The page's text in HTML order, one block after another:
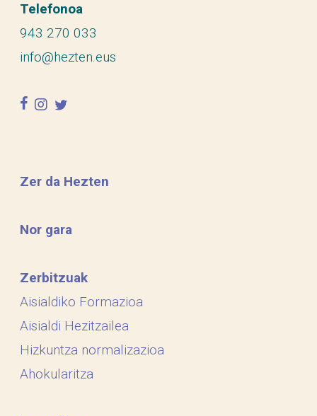
Telefonoa
943 270 033
info@hezten.eus
facebook
instagram
twitter
Zer da Hezten
Nor gara
Zerbitzuak
Aisialdiko Formazioa
Aisialdi Hezitzailea
Hizkuntza normalizazioa
Ahokularitza